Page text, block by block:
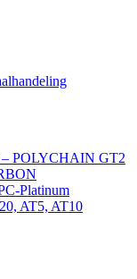
POLYCHAIN GT2
Platinum
AT5, AT10